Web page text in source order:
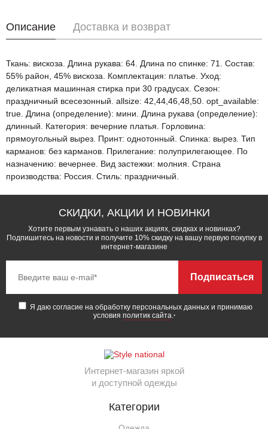
Описание Доставка и возврат
Ткань: вискоза. Длина рукава: 64. Длина по спинке: 71. Состав:
55% район, 45% вискоза. Комплектация: платье. Уход:
деликатная машинная стирка при 30 градусах. Сезон:
праздничный всесезонный. allsize: 42,44,46,48,50. opt_available:
true. Длина (определение): мини. Длина рукава (определение):
длинный. Категория: вечерние платья. Горловина:
прямоугольный вырез. Принт: однотонный. Спинка: вырез. Тип
карманов: без карманов. Прилегание: полуприлегающее. По
назначению: вечернее. Вид застежки: молния. Страна
производства: Россия. Стиль: праздничный.
СКИДКИ, АКЦИИ И НОВИНКИ
Хотите первым узнавать о наших акциях, скидках и новинках?
Подпишитесь на новости и получите 10% скидку на вашу первую покупку в
интернет-магазине
Я даю согласие на обработку персональных данных и принимаю
условия политик сайта.*
Подписаться
Интернет-магазин яркой
и доступной одежды
Категории